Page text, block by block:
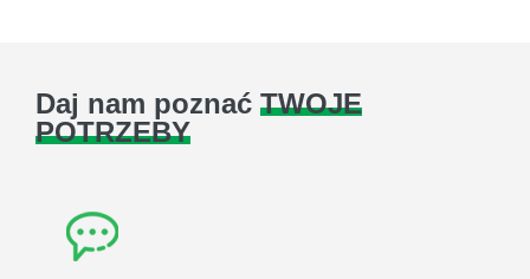
Daj nam poznać TWOJE
POTRZEBY